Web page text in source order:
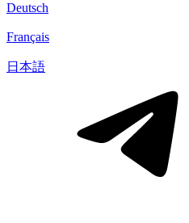
Deutsch
Français
日本語